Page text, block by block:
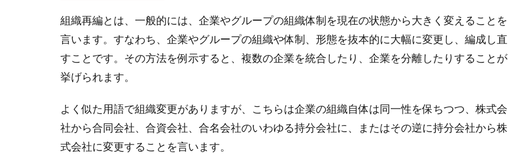
組織再編とは、一般的には、企業やグループの組織体制を現在の状態から大きく変えることを
言います。すなわち、企業やグループの組織や体制、形態を抜本的に大幅に変更し、編成し直
すことです。その方法を例示すると、複数の企業を統合したり、企業を分離したりすることが
挙げられます。
よく似た用語で組織変更がありますが、こちらは企業の組織自体は同一性を保ちつつ、株式会
社から合同会社、合資会社、合名会社のいわゆる持分会社に、またはその逆に持分会社から株
式会社に変更することを言います。